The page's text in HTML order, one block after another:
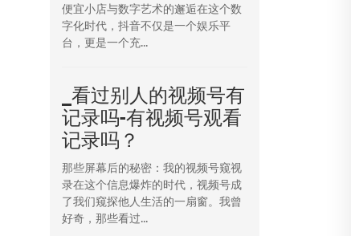
便宜小店与数字艺术的邂逅在这个数
字化时代，抖音不仅是一个娱乐平
台，更是一个充...
_看过别人的视频号有
记录吗-有视频号观看
记录吗？
那些屏幕后的秘密：我的视频号窥视
录在这个信息爆炸的时代，视频号成
了我们窥探他人生活的一扇窗。我曾
好奇，那些看过...